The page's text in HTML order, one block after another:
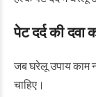
पेट दर्द की दवा
जब घरेलू उपाय काम
चाहिए।